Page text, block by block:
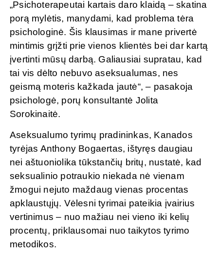
„Psichoterapeutai kartais daro klaidą – skatina
porą mylėtis, manydami, kad problema tėra
psichologinė. Šis klausimas ir mane privertė
mintimis grįžti prie vienos klientės bei dar kartą
įvertinti mūsų darbą. Galiausiai supratau, kad
tai vis dėlto nebuvo aseksualumas, nes
geismą moteris kažkada jautė“, – pasakoja
psichologė, porų konsultantė Jolita
Sorokinaitė.
Aseksualumo tyrimų pradininkas, Kanados
tyrėjas Anthony Bogaertas, ištyręs daugiau
nei aštuoniolika tūkstančių britų, nustatė, kad
seksualinio potraukio niekada nė vienam
žmogui nejuto maždaug vienas procentas
apklaustųjų. Vėlesni tyrimai pateikia įvairius
vertinimus – nuo mažiau nei vieno iki kelių
procentų, priklausomai nuo taikytos tyrimo
metodikos.